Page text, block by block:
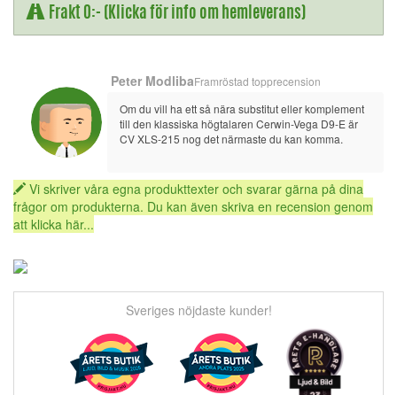
Frakt 0:- (Klicka för info om hemleverans)
Peter ModlibaFramröstad topprecension
Om du vill ha ett så nära substitut eller komplement
till den klassiska högtalaren Cerwin-Vega D9-E är
CV XLS-215 nog det närmaste du kan komma.
Vi skriver våra egna produkttexter och svarar gärna på dina
frågor om produkterna. Du kan även skriva en recension genom
att klicka här...
Sveriges nöjdaste kunder!